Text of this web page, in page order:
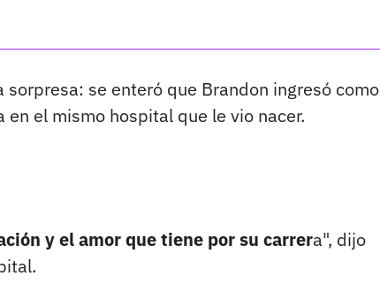
se enteró que Brandon ingresó como
el mismo hospital que le vio nacer.
y el amor que tiene por su carrera", dijo